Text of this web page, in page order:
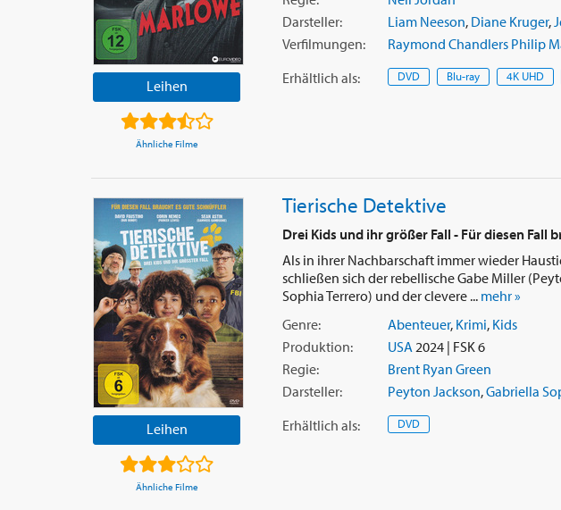
Leihen
Ähnliche Filme
Darsteller:
Liam Neeson, Diane Kruger,
Verfilmungen:
Raymond Chandlers Philip
Erhältlich als: DVD Blu-ray 4K UHD
Leihen
Ähnliche Filme
Tierische Detektive
Drei Kids und ihr größer Fall - Für diesen Fall
Als in ihrer Nachbarschaft immer wieder
schließen sich der rebellische Gabe Miller
Sophia Terrero) und der clevere ... mehr »
Genre:
Abenteuer, Krimi, Kids
Produktion:
USA 2024 | FSK 6
Regie:
Brent Ryan Green
Darsteller:
Peyton Jackson,Gabriella
Erhältlich als: DVD